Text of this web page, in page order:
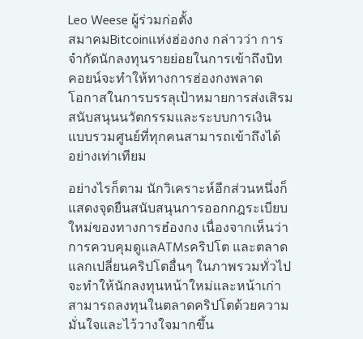
Leo Weese ผู้ร่วมก่อตั้ง
สมาคมBitcoinแห่งฮ่องกง กล่าวว่า การ
จำกัดนักลงทุนรายย่อยในการเข้าถึงบิท
คอยน์จะทำให้ทางการฮ่องกงพลาด
โอกาสในการบรรลุเป้าหมายการส่งเสิรม
สนับสนุนนวัตกรรมและระบบการเงิน
แบบรวมศูนย์ที่ทุกคนสามารถเข้าถึงได้
อย่างเท่าเทียม
อย่างไรก็ตาม นักวิเคราะห์อีกส่วนหนึ่งก็
แสดงจุดยืนสนับสนุนการออกกฎระเบียบ
ใหม่ของทางการฮ๋องกง เนื่องจากเห็นว่า
การควบคุมดูแลATMsคริปโต และตลาด
แลกเปลี่ยนคริปโตอื่นๆ ในภาพรวมทั่วไป
จะทำให้นักลงทุนหน้าใหม่และหน้าเก่า
สามารถลงทุนในตลาดคริปโตด้วยความ
มั่นใจและไว้วางใจมากขึ้น